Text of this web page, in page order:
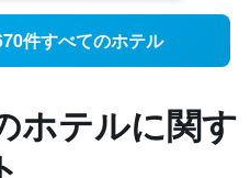
件すべてのホテル
ホテルに関す